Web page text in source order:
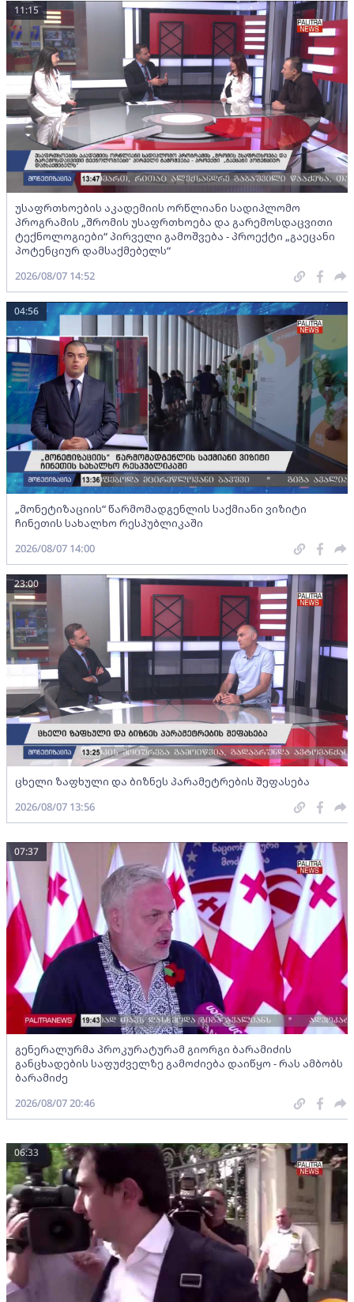
უსაფრთხოების აკადემიის ორწლიანი სადიპლომო
პროგრამის „შრომის უსაფრთხოება და გარემოსდაცვითი
ტექნოლოგიები“ პირველი გამოშვება - პროექტი „გაეცანი
პოტენციურ დამსაქმებელს“
11:15
2026/08/07 14:52
„მონეტიზაციის“ წარმომადგენლის საქმიანი ვიზიტი
ჩინეთის სახალხო რესპუბლიკაში
04:56
2026/08/07 14:00
ცხელი ზაფხული და ბიზნეს პარამეტრების შეფასება
23:00
2026/08/07 13:56
გენერალურმა პროკურატურამ გიორგი ბარამიძის
განცხადების საფუძველზე გამოძიება დაიწყო - რას ამბობს
ბარამიძე
07:37
2026/08/07 20:46
06:33